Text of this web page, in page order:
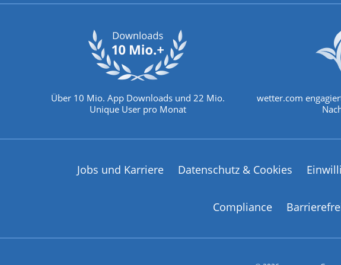
Über 10 Mio. App Downloads und 22 Mio.
Unique User pro Monat
wetter.com
Jobs und Karriere Datenschutz & Cookies
Compliance